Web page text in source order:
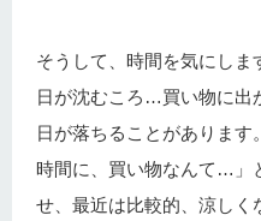
そうして、時間を気にしま
日が沈むころ…買い物に出
日が落ちることがありま
時間に、買い物なんて…」
せ、最近は比較的、涼しく